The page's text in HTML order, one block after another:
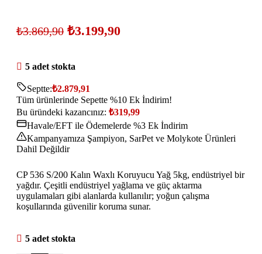
₺3.869,90 ₺3.199,90
5 adet stokta
Septte:₺2.879,91
Tüm ürünlerinde Sepette %10 Ek İndirim!
Bu üründeki kazancınız: ₺319,99
Havale/EFT ile Ödemelerde %3 Ek İndirim
Kampanyamıza Şampiyon, SarPet ve Molykote Ürünleri
Dahil Değildir
CP 536 S/200 Kalın Waxlı Koruyucu Yağ 5kg, endüstriyel bir
yağdır. Çeşitli endüstriyel yağlama ve güç aktarma
uygulamaları gibi alanlarda kullanılır; yoğun çalışma
koşullarında güvenilir koruma sunar.
5 adet stokta